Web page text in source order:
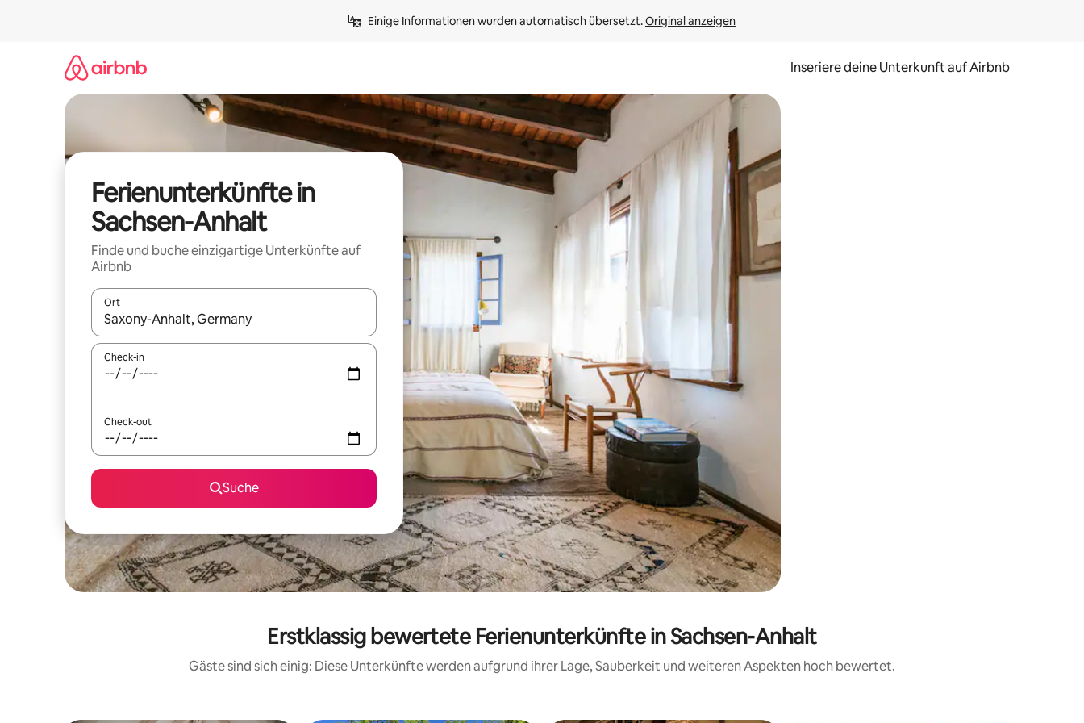
Einige Informationen wurden automatisch übersetzt. Original anzeigen
Inseriere deine Unterkunft auf Airbnb
Ferienunterkünfte in
Sachsen-Anhalt
Finde und buche einzigartige Unterkünfte auf
Airbnb
Ort
Wenn Ergebnisse verfügbar sind, navigiere mit den Pfeiltasten nach oben und unten oder erkunde die Ergebnisse durch Berühren oder Wischgesten.
Check-in
Check-out
Suche
Erstklassig bewertete Ferienunterkünfte in Sachsen-Anhalt
Gäste sind sich einig: Diese Unterkünfte werden aufgrund ihrer Lage, Sauberkeit und weiteren Aspekten hoch bewertet.